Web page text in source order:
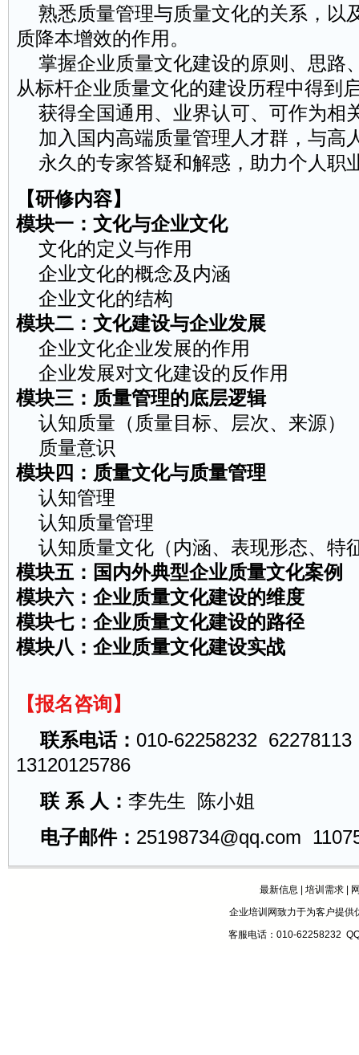
熟悉质量管理与质量文化的关系，以
质降本增效的作用。
掌握企业质量文化建设的原则、思路
从标杆企业质量文化的建设历程中得到
获得全国通用、业界认可、可作为相
加入国内高端质量管理人才群，与高
永久的专家答疑和解惑，助力个人职
【研修内容】
模块一：文化与企业文化
文化的定义与作用
企业文化的概念及内涵
企业文化的结构
模块二：文化建设与企业发展
企业文化企业发展的作用
企业发展对文化建设的反作用
模块三：质量管理的底层逻辑
认知质量（质量目标、层次、来源）
质量意识
模块四：质量文化与质量管理
认知管理
认知质量管理
认知质量文化（内涵、表现形态、特
模块五：国内外典型企业质量文化案例
模块六：企业质量文化建设的维度
模块七：企业质量文化建设的路径
模块八：企业质量文化建设实战
【报名咨询】
联系电话： 010-62258232
13120125786
联 系 人： 李先生 陈小姐
电子邮件： 25198734@qq.com
最新信息 | 培训需求|
企业培训网致力于为客户提供
客服电话：010-62258232